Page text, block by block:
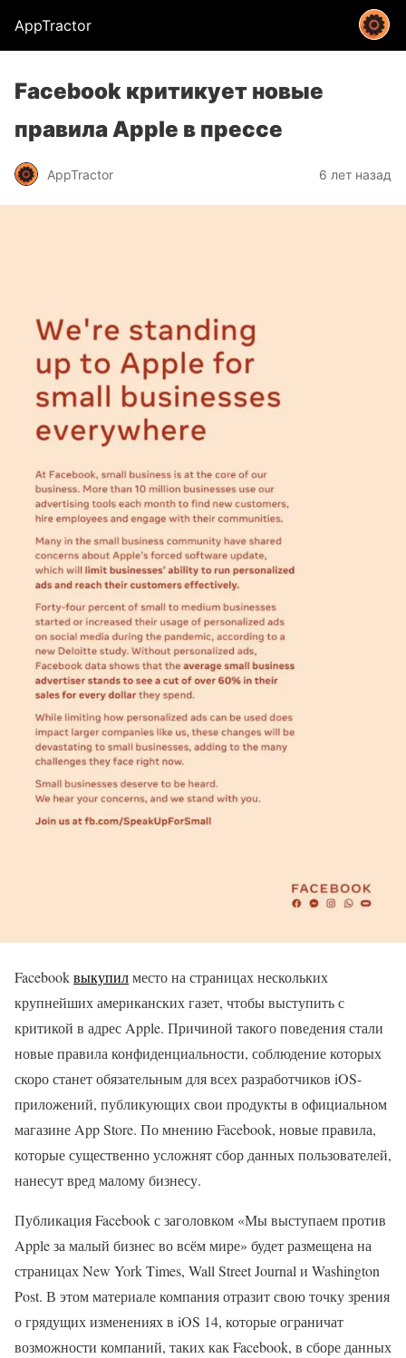
AppTractor
Facebook критикует новые
правила Apple в прессе
AppTractor 6 лет назад
Facebookвыкупилместо на страницах нескольких
крупнейших американских газет, чтобы выступить с
критикой в адрес Apple. Причиной такого поведения стали
новые правила конфиденциальности, соблюдение которых
скоро станет обязательным для всех разработчиков iOS-
приложений, публикующих свои продукты в официальном
магазине App Store. По мнению Facebook, новые правила,
которые существенно усложнят сбор данных пользователей,
нанесут вред малому бизнесу.
Публикация Facebook с заголовком «Мы выступаем против
Apple за малый бизнес во всём мире» будет размещена на
страницах New York Times, Wall Street Journal и Washington
Post. В этом материале компания отразит свою точку зрения
о грядущих изменениях в iOS 14, которые ограничат
возможности компаний, таких как Facebook, в сборе данных